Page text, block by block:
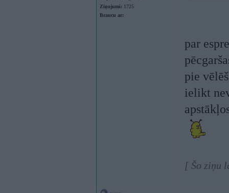
Ziņojumi: 1725
Braucu ar:
par
pie
ielikt
[ Šo ziņu